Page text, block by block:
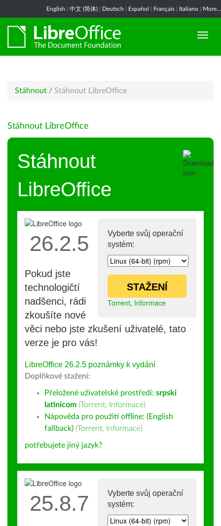
English 中文 (简体) Deutsch Español Français Italiano More...
Stáhnout / Stáhnout LibreOffice
Stáhnout LibreOffice
Stáhnout
LibreOffice
Vyberte svůj operační
systém:
STAŽENÍ
Torrent, Informace
26.2.5
Pokud jste
technologičtí
nadšenci, rádi
zkoušíte nové
věci nebo jste zkušení uživatelé, tato
verze je pro vás!
LibreOffice 26.2.5 poznámky k vydání
Doplňkové stažení:
Přeložené uživatelské prostředí: srpski
latinicom (Torrent, Informace)
Nápověda pro použití offline: (English
fallback) (Torrent, Informace)
potřebujete jiný jazyk?
Vyberte svůj operační
systém:
25.8.7